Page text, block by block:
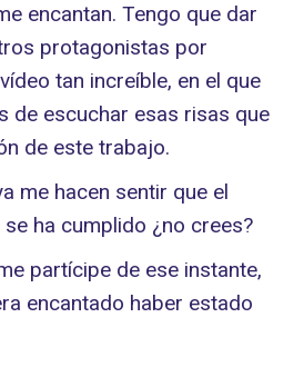
encantan. Tengo que dar
protagonistas por
tan increíble, en el que
de escuchar esas risas que
de este trabajo.
me hacen sentir que el
ha cumplido ¿no crees?
partícipe de ese instante,
encantado haber estado